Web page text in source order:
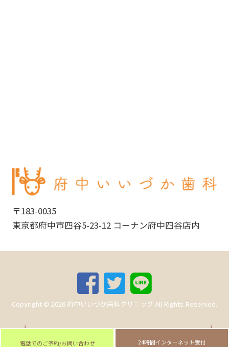
24時間インターネット受付
〒183-0035
東京都府中市四谷5-23-12 コーナン府中四谷店内
Copyright © 2026 府中いいづか歯科クリニック All Rights Reserved.